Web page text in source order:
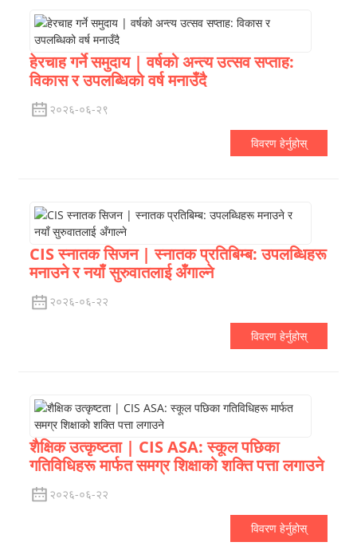
हेरचाह गर्ने समुदाय | वर्षको अन्त्य उत्सव सप्ताह:
विकास र उपलब्धिको वर्ष मनाउँदै
२०२६-०६-२९
विवरण हेर्नुहोस्
CIS स्नातक सिजन | स्नातक प्रतिबिम्ब: उपलब्धिहरू
मनाउने र नयाँ सुरुवातलाई अँगाल्ने
२०२६-०६-२२
विवरण हेर्नुहोस्
शैक्षिक उत्कृष्टता | CIS ASA: स्कूल पछिका
गतिविधिहरू मार्फत समग्र शिक्षाको शक्ति पत्ता लगाउने
२०२६-०६-२२
विवरण हेर्नुहोस्